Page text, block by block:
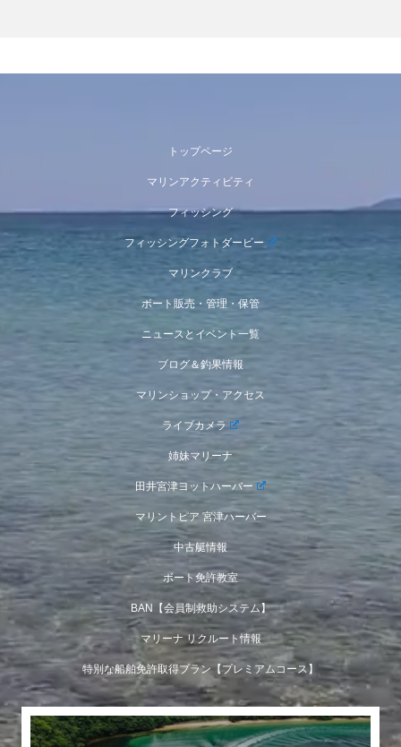
トップページ
マリンアクティビティ
フィッシング
フィッシングフォトダービー
マリンクラブ
ボート販売・管理・保管
ニュースとイベント一覧
ブログ＆釣果情報
マリンショップ・アクセス
ライブカメラ
姉妹マリーナ
田井宮津ヨットハーバー
マリントピア 宮津ハーバー
中古艇情報
ボート免許教室
BAN【会員制救助システム】
マリーナ リクルート情報
特別な船舶免許取得プラン【プレミアムコース】